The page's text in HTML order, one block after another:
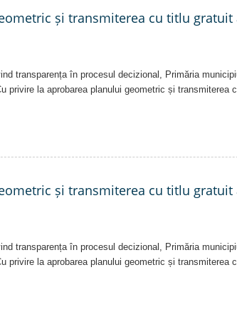
și transmiterea cu titlu gratuit
transparența în procesul decizional, Primăria
privire la aprobarea planului geometric și transmiterea
și transmiterea cu titlu gratuit
transparența în procesul decizional, Primăria
privire la aprobarea planului geometric și transmiterea